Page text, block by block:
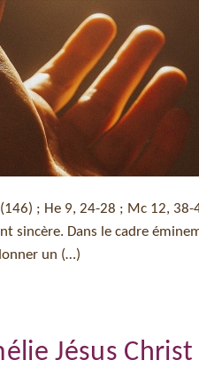
; He 9, 24-28 ; Mc 12,
Dans le cadre
un (…)
Jésus